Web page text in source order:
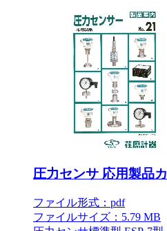
圧力センサ 応用製品
ファイル形式：pdf
ファイルサイズ：5.79 MB